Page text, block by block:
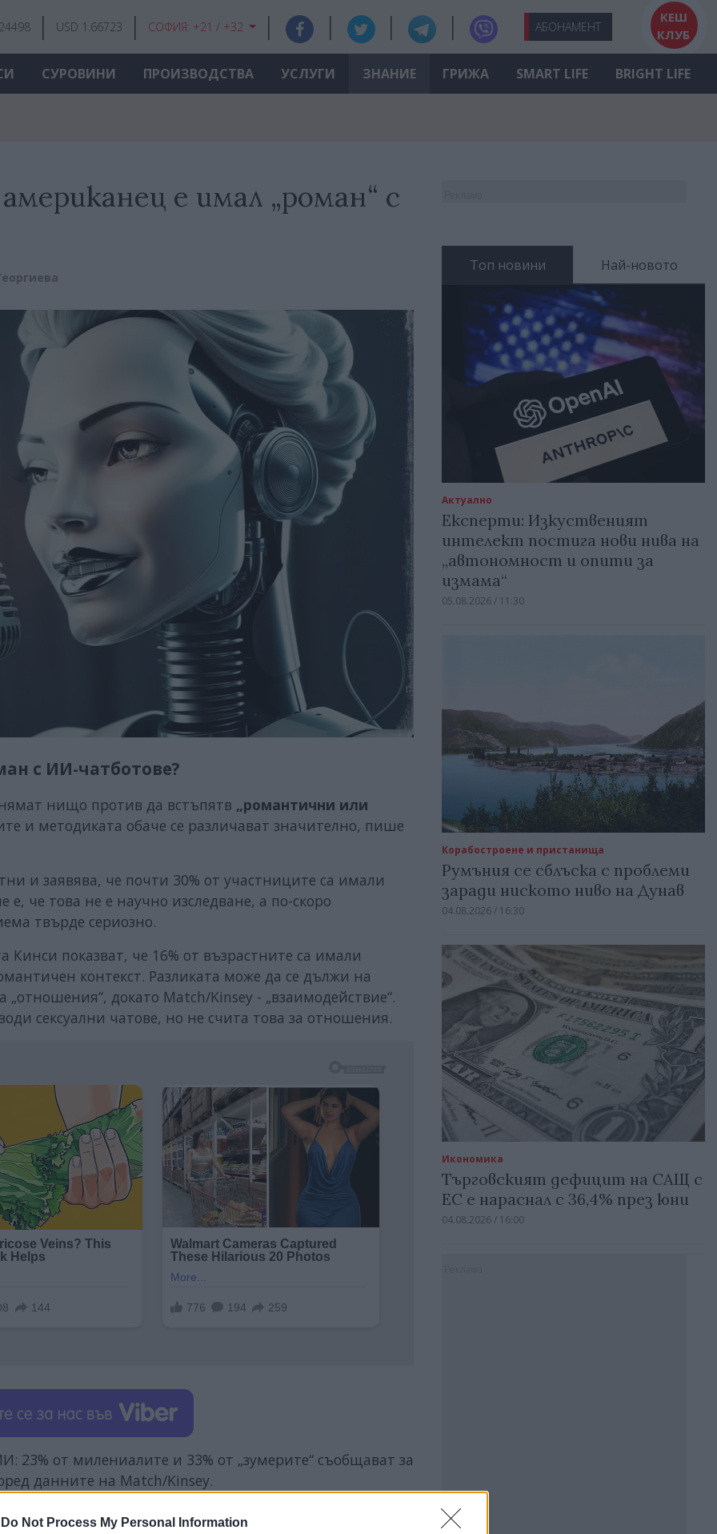
Do Not Process My Personal Information
USD 1.66723 СОФИЯ: +21 / +32 АБОНАМЕНТ
КЕШ
КЛУБ
СУРОВИНИ ПРОИЗВОДСТВА УСЛУГИ ЗНАНИЕ ГРИЖА SMART LIFE BRIGHT LIFE
е имал „роман“ с
с ИИ-чатботове?
нищо против да встъпятв „романтични или
и методиката обаче се различават значително, пише
и заявява, че почти 30% от участниците са имали
че това не е научно изследване, а по-скоро
твърде сериозно.
показват, че 16% от възрастните са имали
контекст. Разликата може да се дължи на
докато Match/Kinsey - „взаимодействие“.
сексуални чатове, но не счита това за отношения.
23% от милениалите и 33% от „зумерите“ съобщават за
данните на Match/Kinsey.
имат ИИ-партньор, въпреки че 7% са готови
Топ новини Най-новото
Актуално
Експерти: Изкуственият
интелект постига нови нива на
„автономност и опити за
измама“
05.08.2026 / 11:30
Корабостроене и пристанища
Румъния се сблъска с проблеми
заради ниското ниво на Дунав
04.08.2026 / 16:30
Икономика
Търговският дефицит на САЩ с
ЕС е нараснал с 36,4% през юни
04.08.2026 / 16:00